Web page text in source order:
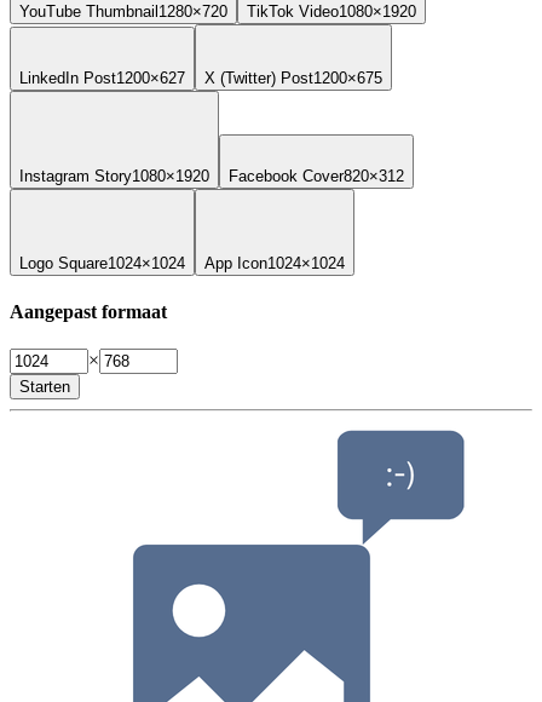
YouTube Thumbnail 1280×720 TikTok Video1080×1920
LinkedIn Post1200×627 X (Twitter) Post1200×675
Instagram Story1080×1920 Facebook Cover820×312
Logo Square1024×1024 App Icon1024×1024
Aangepast formaat
×
Starten